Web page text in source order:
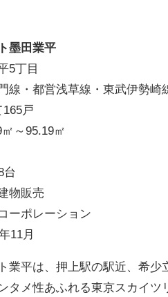
墨田業平
5丁目
線・都営浅草線・東武伊勢崎
戸
～95.19㎡
台
物販売
ーポレーション
11月
業平は、押上駅の駅近、希
タメ性あふれる東京スカイ